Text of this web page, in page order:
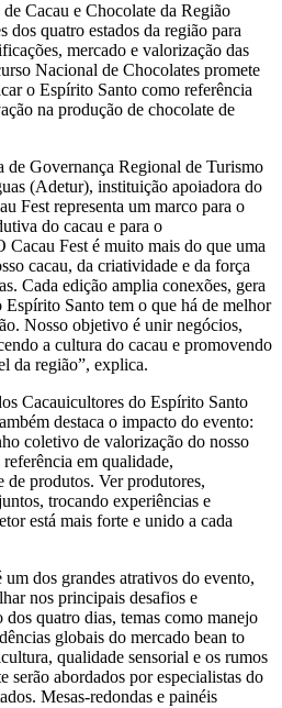
Cacau e Chocolate da Região
dos quatro estados da região para
mercado e valorização das
Nacional de Chocolates promete
o Espírito Santo como referência
na produção de chocolate de
de Governança Regional de Turismo
(Adetur), instituição apoiadora do
Fest representa um marco para o
do cacau e para o
Fest é muito mais do que uma
cacau, da criatividade e da força
Cada edição amplia conexões, gera
Espírito Santo tem o que há de melhor
Nosso objetivo é unir negócios,
a cultura do cacau e promovendo
da região”, explica.
Cacauicultores do Espírito Santo
destaca o impacto do evento:
coletivo de valorização do nosso
em qualidade,
de produtos. Ver produtores,
trocando experiências e
está mais forte e unido a cada
um dos grandes atrativos do evento,
nos principais desafios e
quatro dias, temas como manejo
globais do mercado bean to
qualidade sensorial e os rumos
serão abordados por especialistas do
Mesas-redondas e painéis